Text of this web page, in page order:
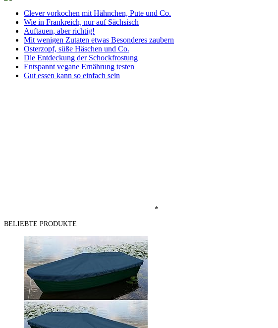
Clever vorkochen mit Hähnchen, Pute und Co.
Wie in Frankreich, nur auf Sächsisch
Auftauen, aber richtig!
Mit wenigen Zutaten etwas Besonderes zaubern
Osterzopf, süße Häschen und Co.
Die Entdeckung der Schockfrostung
Entspannt vegane Ernährung testen
Gut essen kann so einfach sein
*
BELIEBTE PRODUKTE